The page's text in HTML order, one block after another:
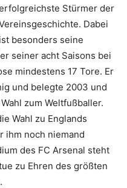
Stürmer der
Dabei
ist besonders seine
seiner acht Saisons bei
mindestens 17 Tore. Er
und belegte 2003 und
zum Weltfußballer.
Wahl zu Englands
ihm noch niemand
des FC Arsenal steht
zu Ehren des größten